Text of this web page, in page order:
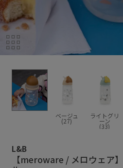
ベージュ
(27)
ライトグリ
ーン
(33)
L&B
【meroware / メロウェア